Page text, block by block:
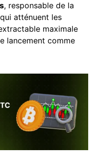
, responsable de la
atténuent les
maximale
lancement comme